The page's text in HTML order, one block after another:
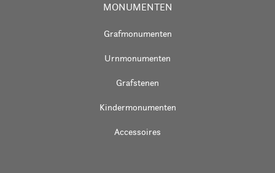
MONUMENTEN
Grafmonumenten
Urnmonumenten
Grafstenen
Kindermonumenten
Accessoires